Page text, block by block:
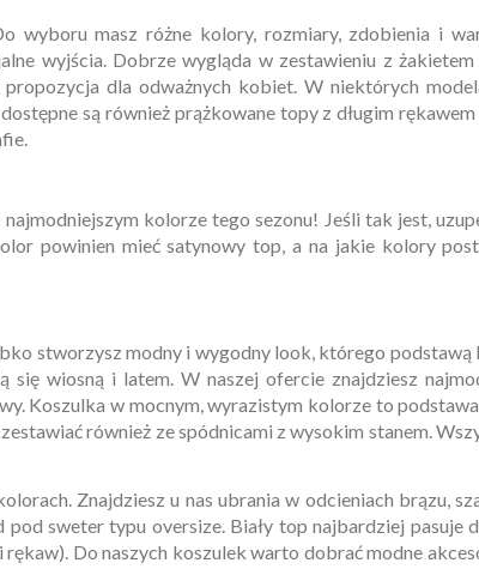
wyboru masz różne kolory, rozmiary, zdobienia i
wyjścia. Dobrze wygląda w zestawieniu z żakietem
dla odważnych kobiet. W niektórych
są również prążkowane topy z długim
kolorze tego sezonu! Jeśli tak jest,
powinien mieć satynowy top, a na jakie kolory
stworzysz modny i wygodny look, którego
wiosną i latem. W naszej ofercie znajdziesz
Koszulka w mocnym, wyrazistym kolorze to
również ze spódnicami z wysokim stanem.
Znajdziesz u nas ubrania w odcieniach brązu,
pod sweter typu oversize. Biały top najbardziej pasuje
Do naszych koszulek warto dobrać modne